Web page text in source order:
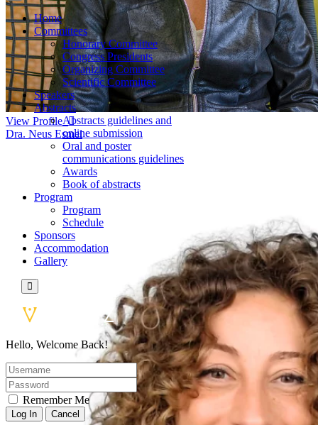
View Profile
Dra. Neus Esmel
Home
Committees
Honorary Committee
Congress Presidents
Organizing Committee
Scientific Committee
Speakers
Abstracts
Abstracts guidelines and
online submission
Oral and poster
communications guidelines
Awards
Book of abstracts
Program
Program
Schedule
Sponsors
Accommodation
Gallery
Hello, Welcome Back!
Remember Me